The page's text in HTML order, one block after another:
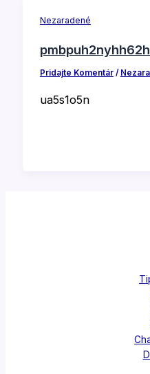
Nezaradené
Pridajte Komentár /
ua5s1o5n